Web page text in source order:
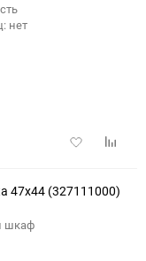
нет
Добавить
47x44 (327111000)
шкаф